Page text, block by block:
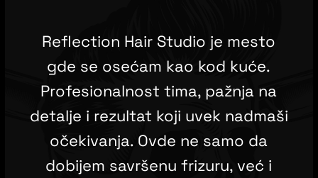
Reflection Hair Studio je mesto
gde se osećam kao kod kuće.
Profesionalnost tima, pažnja na
detalje i rezultat koji uvek nadmaši
očekivanja. Ovde ne samo da
dobijem savršenu frizuru, već i